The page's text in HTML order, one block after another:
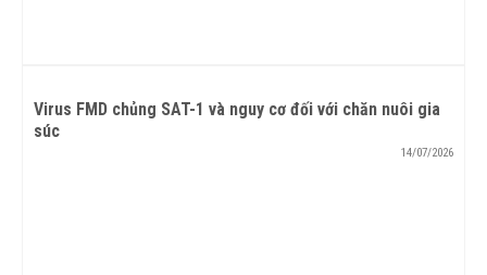
Virus FMD chủng SAT-1 và nguy cơ đối với chăn nuôi gia
súc
14/07/2026